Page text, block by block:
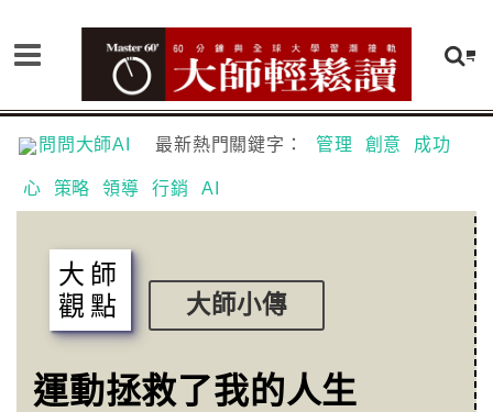
問問大師AI 最新熱門關鍵字： 管理 創意 成功
心 策略 領導 行銷 AI
大師
觀點
大師小傳
運動拯救了我的人生